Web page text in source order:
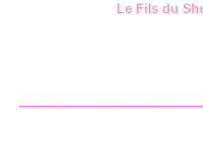
Le Fils du Sheik -